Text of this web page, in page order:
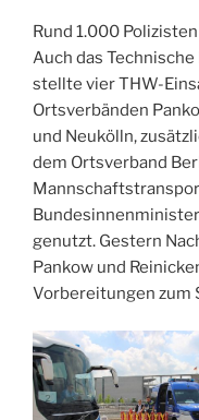
Rund 1.000
Auch das
stellte vier THW-
Ortsverbänden
und Neukölln,
dem Ortsverband
genutzt. Gestern
Pankow und
Vorbereitungen zum